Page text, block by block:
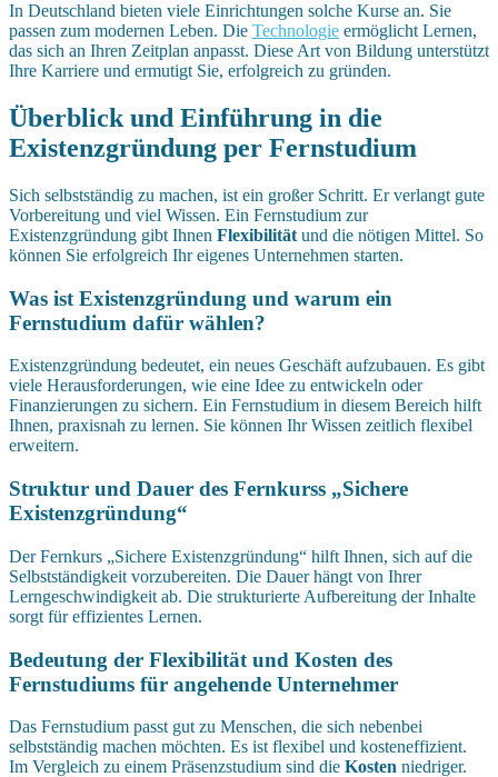
In Deutschland bieten viele Einrichtungen solche Kurse an. Sie
passen zum modernen Leben. Die Technologie ermöglicht Lernen,
das sich an Ihren Zeitplan anpasst. Diese Art von Bildung unterstützt
Ihre Karriere und ermutigt Sie, erfolgreich zu gründen.
Überblick und Einführung in die
Existenzgründung per Fernstudium
Sich selbstständig zu machen, ist ein großer Schritt. Er verlangt gute
Vorbereitung und viel Wissen. Ein Fernstudium zur
Existenzgründung gibt Ihnen Flexibilität und die nötigen Mittel. So
können Sie erfolgreich Ihr eigenes Unternehmen starten.
Was ist Existenzgründung und warum ein
Fernstudium dafür wählen?
Existenzgründung bedeutet, ein neues Geschäft aufzubauen. Es gibt
viele Herausforderungen, wie eine Idee zu entwickeln oder
Finanzierungen zu sichern. Ein Fernstudium in diesem Bereich hilft
Ihnen, praxisnah zu lernen. Sie können Ihr Wissen zeitlich flexibel
erweitern.
Struktur und Dauer des Fernkurss „Sichere
Existenzgründung“
Der Fernkurs „Sichere Existenzgründung“ hilft Ihnen, sich auf die
Selbstständigkeit vorzubereiten. Die Dauer hängt von Ihrer
Lerngeschwindigkeit ab. Die strukturierte Aufbereitung der Inhalte
sorgt für effizientes Lernen.
Bedeutung der Flexibilität und Kosten des
Fernstudiums für angehende Unternehmer
Das Fernstudium passt gut zu Menschen, die sich nebenbei
selbstständig machen möchten. Es ist flexibel und kosteneffizient.
Im Vergleich zu einem Präsenzstudium sind die Kosten niedriger.